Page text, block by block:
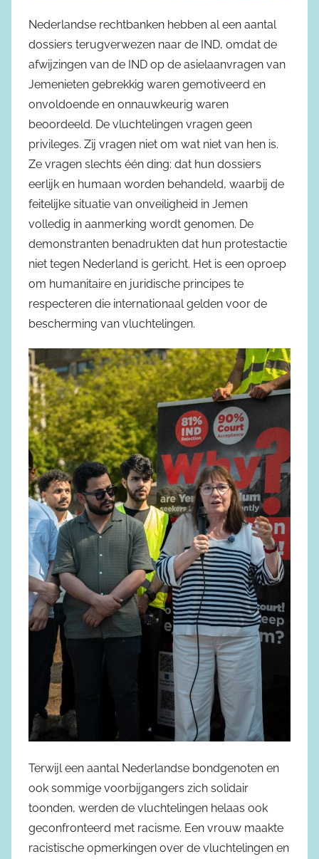
Nederlandse rechtbanken hebben al een aantal
dossiers terugverwezen naar de IND, omdat de
afwijzingen van de IND op de asielaanvragen van
Jemenieten gebrekkig waren gemotiveerd en
onvoldoende en onnauwkeurig waren
beoordeeld. De vluchtelingen vragen geen
privileges. Zij vragen niet om wat niet van hen is.
Ze vragen slechts één ding: dat hun dossiers
eerlijk en humaan worden behandeld, waarbij de
feitelijke situatie van onveiligheid in Jemen
volledig in aanmerking wordt genomen. De
demonstranten benadrukten dat hun protestactie
niet tegen Nederland is gericht. Het is een oproep
om humanitaire en juridische principes te
respecteren die internationaal gelden voor de
bescherming van vluchtelingen.
Terwijl een aantal Nederlandse bondgenoten en
ook sommige voorbijgangers zich solidair
toonden, werden de vluchtelingen helaas ook
geconfronteerd met racisme. Een vrouw maakte
racistische opmerkingen over de vluchtelingen en